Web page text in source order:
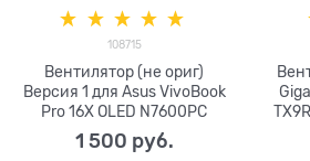
108715
Вентилятор (не ориг)
Версия 1 для Asus VivoBook
Pro 16X OLED N7600PC
M7600QC | Asus VivoBook Pro
15 M6500QC M6500QH
1 500 руб.